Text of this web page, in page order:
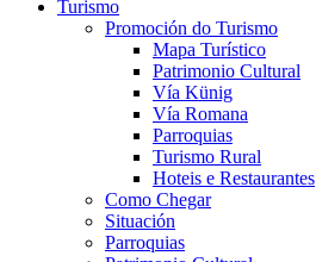
Turismo
Promoción do Turismo
Mapa Turístico
Patrimonio Cultural
Vía Künig
Vía Romana
Parroquias
Turismo Rural
Hoteis e Restaurantes
Como Chegar
Situación
Parroquias